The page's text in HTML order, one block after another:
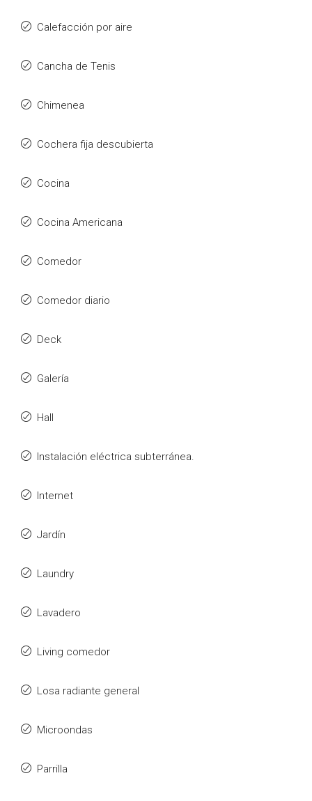
Calefacción por aire
Cancha de Tenis
Chimenea
Cochera fija descubierta
Cocina
Cocina Americana
Comedor
Comedor diario
Deck
Galería
Hall
Instalación eléctrica subterránea.
Internet
Jardín
Laundry
Lavadero
Living comedor
Losa radiante general
Microondas
Parrilla